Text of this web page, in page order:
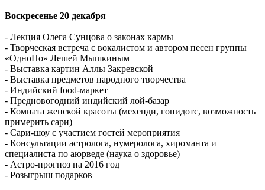
Воскресенье 20 декабря
- Лекция Олега Сунцова о законах кармы
- Творческая встреча с вокалистом и автором песен группы
«ОдноНо» Лешей Мышкиным
- Выставка картин Аллы Закревской
- Выставка предметов народного творчества
- Индийский food-маркет
- Предновогодний индийский лой-базар
- Комната женской красоты (мехенди, гопидотс, возможность
примерить сари)
- Сари-шоу с участием гостей мероприятия
- Консультации астролога, нумеролога, хироманта и
специалиста по аюрведе (наука о здоровье)
- Астро-прогноз на 2016 год
- Розыгрыш подарков